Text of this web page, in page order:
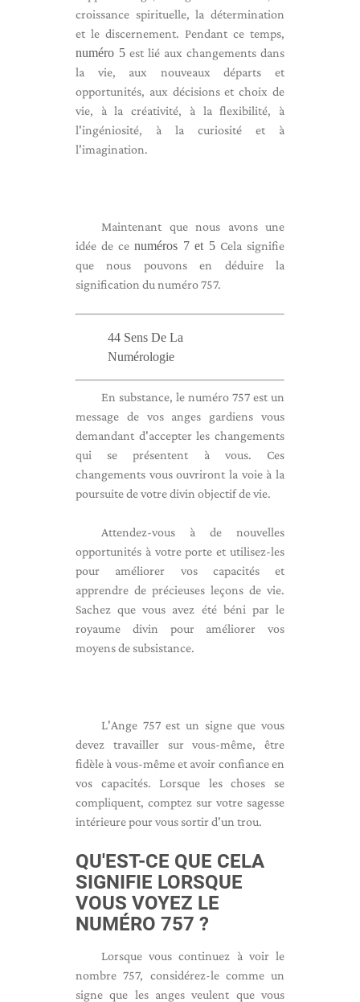
croissance spirituelle, la détermination
et le discernement. Pendant ce temps,
numéro 5 est lié aux changements dans
la vie, aux nouveaux départs et
opportunités, aux décisions et choix de
vie, à la créativité, à la flexibilité, à
l'ingéniosité, à la curiosité et à
l'imagination.
Maintenant que nous avons une
idée de ce numéros 7 et 5 Cela signifie
que nous pouvons en déduire la
signification du numéro 757.
44 Sens De La
Numérologie
En substance, le numéro 757 est un
message de vos anges gardiens vous
demandant d'accepter les changements
qui se présentent à vous. Ces
changements vous ouvriront la voie à la
poursuite de votre divin objectif de vie.
Attendez-vous à de nouvelles
opportunités à votre porte et utilisez-les
pour améliorer vos capacités et
apprendre de précieuses leçons de vie.
Sachez que vous avez été béni par le
royaume divin pour améliorer vos
moyens de subsistance.
L'Ange 757 est un signe que vous
devez travailler sur vous-même, être
fidèle à vous-même et avoir confiance en
vos capacités. Lorsque les choses se
compliquent, comptez sur votre sagesse
intérieure pour vous sortir d'un trou.
QU'EST-CE QUE CELA
SIGNIFIE LORSQUE
VOUS VOYEZ LE
NUMÉRO 757 ?
Lorsque vous continuez à voir le
nombre 757, considérez-le comme un
signe que les anges veulent que vous